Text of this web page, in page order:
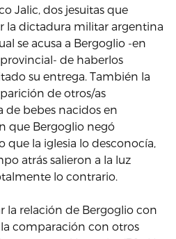
Jalic, dos jesuitas que
la dictadura militar argentina
se acusa a Bergoglio -en
de haberlos
su entrega. También la
de otros/as
de bebes nacidos en
que Bergoglio negó
la iglesia lo desconocía,
atrás salieron a la luz
lo contrario.
la relación de Bergoglio con
comparación con otros